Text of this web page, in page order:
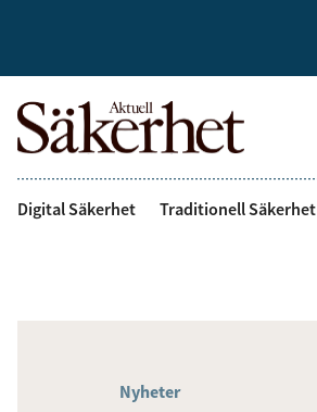
Digital Säkerhet Traditionell Säkerhet
Nyheter